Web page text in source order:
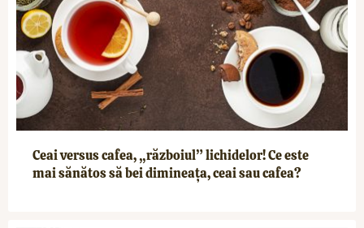
Ceai versus cafea, „războiul” lichidelor! Ce este
mai sănătos să bei dimineața, ceai sau cafea?